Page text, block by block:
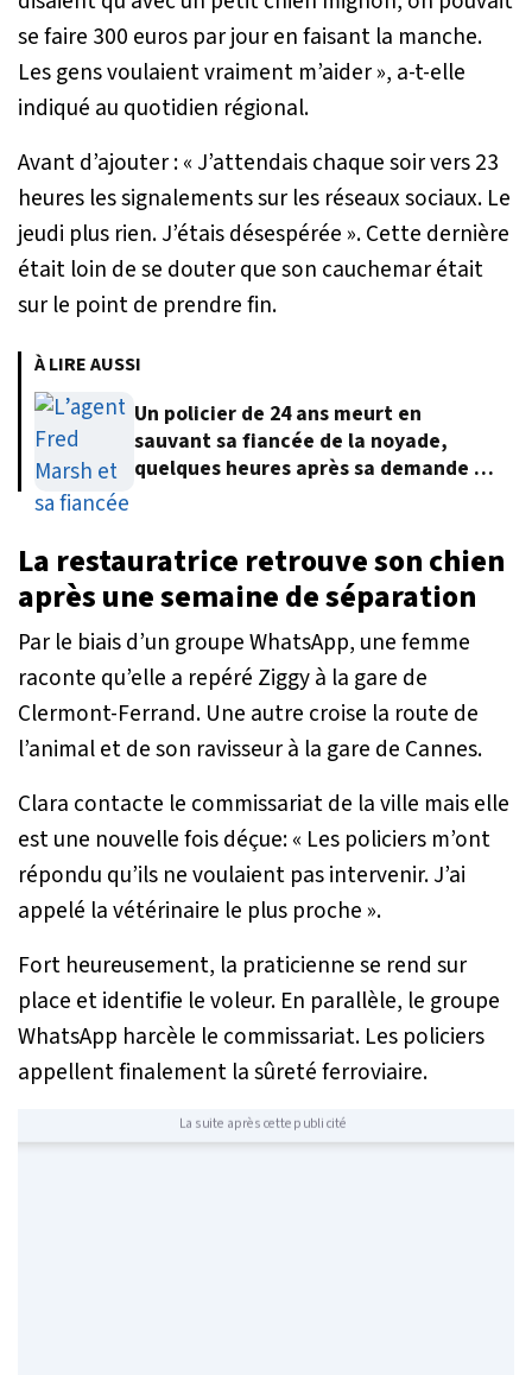
se faire 300 euros par jour en faisant la manche.
Les gens voulaient vraiment m’aider », a-t-elle
indiqué au quotidien régional.
Avant d’ajouter :« J’attendais chaque soir vers 23
heures les signalements sur les réseaux sociaux. Le
jeudi plus rien. J’étais désespérée ». Cette dernière
était loin de se douter que son cauchemar était
sur le point de prendre fin.
À LIRE AUSSI
Un policier de 24 ans meurt en
sauvant sa fiancée de la noyade,
quelques heures après sa demande en
La restauratrice retrouve son chien
après une semaine de séparation
Par le biais d’un groupe WhatsApp, une femme
raconte qu’elle a repéré Ziggy à la gare de
Clermont-Ferrand. Une autre croise la route de
l’animal et de son ravisseur à la gare de Cannes.
Clara contacte le commissariat de la ville mais elle
est une nouvelle fois déçue:« Les policiers m’ont
répondu qu’ils ne voulaient pas intervenir. J’ai
appelé la vétérinaire le plus proche ».
Fort heureusement, la praticienne se rend sur
place et identifie le voleur. En parallèle, le groupe
WhatsApp harcèle le commissariat. Les policiers
appellent finalement la sûreté ferroviaire.
La suite après cette publicité